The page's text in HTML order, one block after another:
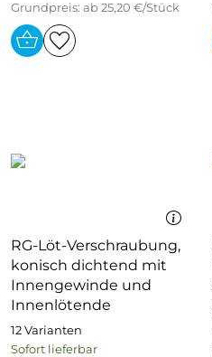
Grundpreis: ab 25,20 €/Stück
RG-Löt-Verschraubung,
konisch dichtend mit
Innengewinde und
Innenlötende
12 Varianten
Sofort lieferbar